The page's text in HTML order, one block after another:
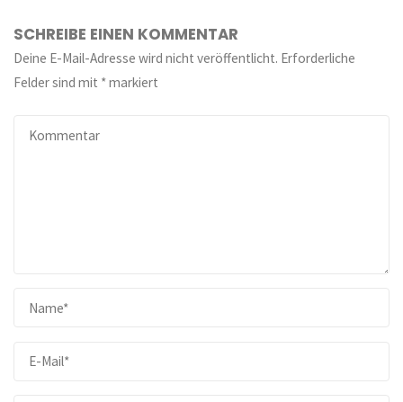
SCHREIBE EINEN KOMMENTAR
Deine E-Mail-Adresse wird nicht veröffentlicht. Erforderliche
Felder sind mit *markiert